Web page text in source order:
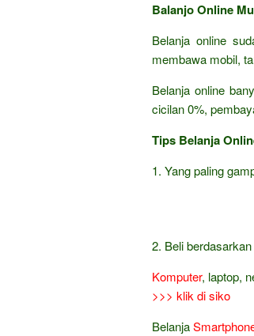
Balanjo Online
Belanja online
membawa mobil,
Belanja online
cicilan 0%,
Tips Belanja
1. Yang paling
2. Beli
Komputer, laptop,
>>> klik di siko
Belanja